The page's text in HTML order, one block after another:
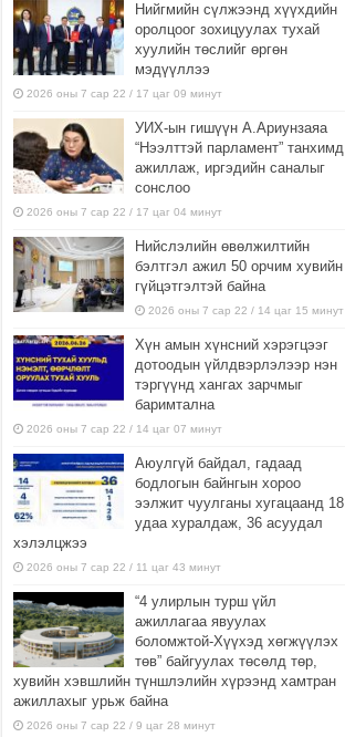
Нийгмийн сүлжээнд хүүхдийн
оролцоог зохицуулах тухай
хуулийн төслийг өргөн
мэдүүллээ
2026 оны 7 сар 22 / 17 цаг 09 минут
УИХ-ын гишүүн А.Ариунзаяа
“Нээлттэй парламент” танхимд
ажиллаж, иргэдийн саналыг
сонслоо
2026 оны 7 сар 22 / 17 цаг 04 минут
Нийслэлийн өвөлжилтийн
бэлтгэл ажил 50 орчим хувийн
гүйцэтгэлтэй байна
2026 оны 7 сар 22 / 14 цаг 15 минут
Хүн амын хүнсний хэрэгцээг
дотоодын үйлдвэрлэлээр нэн
тэргүүнд хангах зарчмыг
баримтална
2026 оны 7 сар 22 / 14 цаг 07 минут
Аюулгүй байдал, гадаад
бодлогын байнгын хороо
ээлжит чуулганы хугацаанд 18
удаа хуралдаж, 36 асуудал
хэлэлцжээ
2026 оны 7 сар 22 / 11 цаг 43 минут
“4 улирлын турш үйл
ажиллагаа явуулах
боломжтой-Хүүхэд хөгжүүлэх
төв” байгуулах төсөлд төр,
хувийн хэвшлийн түншлэлийн хүрээнд хамтран
ажиллахыг урьж байна
2026 оны 7 сар 22 / 9 цаг 28 минут